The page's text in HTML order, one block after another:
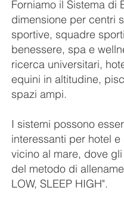
Forniamo il Sistema di
dimensione per centri
sportive, squadre
benessere, spa e
ricerca universitari,
equini in altitudine,
spazi ampi.
I sistemi possono
interessanti per hotel
vicino al mare, dove
del metodo di
LOW, SLEEP HIGH".